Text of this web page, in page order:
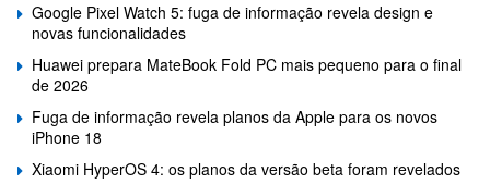
Google Pixel Watch 5: fuga de informação revela design e
novas funcionalidades
Huawei prepara MateBook Fold PC mais pequeno para o final
de 2026
Fuga de informação revela planos da Apple para os novos
iPhone 18
Xiaomi HyperOS 4: os planos da versão beta foram revelados